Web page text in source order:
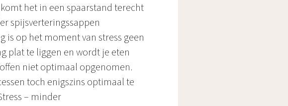
het in een spaarstand terecht
spijsverteringssappen
is op het moment van stress geen
plat te liggen en wordt je eten
niet optimaal opgenomen.
toch enigszins optimaal te
– minder